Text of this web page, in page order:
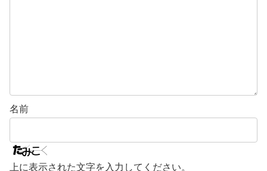
名前
上に表示された文字を入力してください。